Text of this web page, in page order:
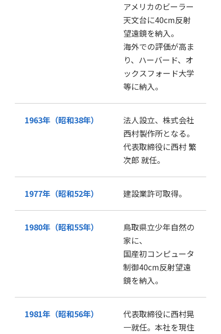
アメリカのビーラー
天文台に40cm反射
望遠鏡を納入。
海外での評価が高ま
り、ハーバード、オ
ックスフォード大学
等に納入。
1963年（昭和38年）
法人設立、株式会社
西村製作所となる。
代表取締役に西村 繁
次郎 就任。
1977年（昭和52年） 建設業許可取得。
1980年（昭和55年）
鳥取県立少年自然の
家に、
国産初コンピュータ
制御40cm反射望遠
鏡を納入。
1981年（昭和56年）
代表取締役に西村晃
一就任。本社を現住